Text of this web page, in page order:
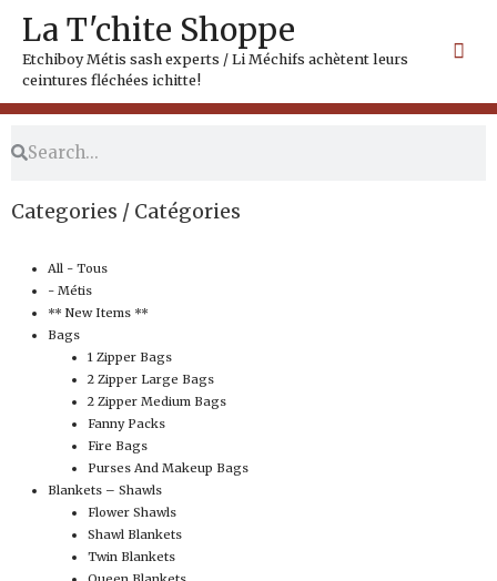
content
La T'chite Shoppe
Etchiboy Métis sash experts / Li Méchifs achètent leurs
ceintures fléchées ichitte!
Search
Categories / Catégories
All - Tous
- Métis
** New Items **
Bags
1 Zipper Bags
2 Zipper Large Bags
2 Zipper Medium Bags
Fanny Packs
Fire Bags
Purses And Makeup Bags
Blankets – Shawls
Flower Shawls
Shawl Blankets
Twin Blankets